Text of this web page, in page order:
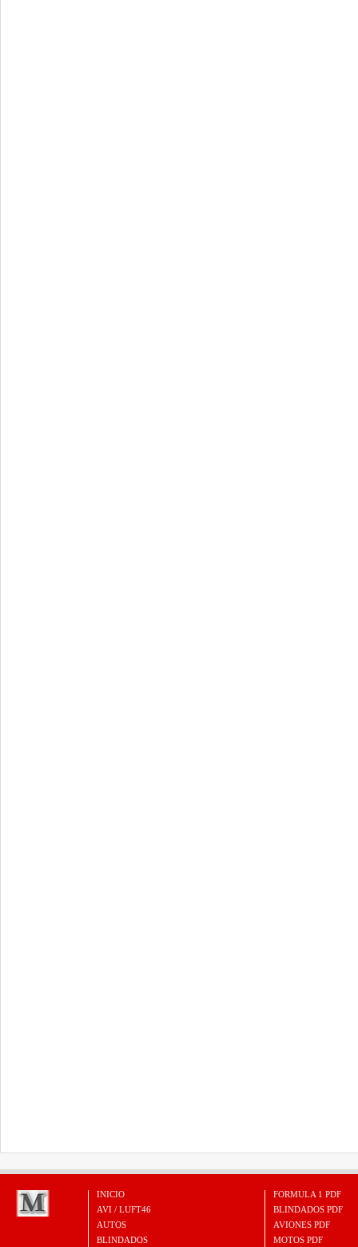
INICIO
AVI / LUFT46
AUTOS
BLINDADOS
FORMULA 1 PDF
BLINDADOS PDF
AVIONES PDF
MOTOS PDF